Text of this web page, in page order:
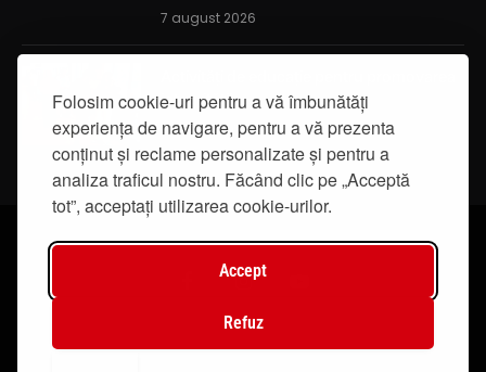
Folosim cookie-uri pentru a vă îmbunătăți
experiența de navigare, pentru a vă prezenta
conținut și reclame personalizate și pentru a
analiza traficul nostru. Făcând clic pe „Acceptă
tot”, acceptați utilizarea cookie-urilor.
Accept
Refuz
7 august 2026
integrității
7 august 2026
© 2019 - IasiTV Life. Toate drepturile rezervate.